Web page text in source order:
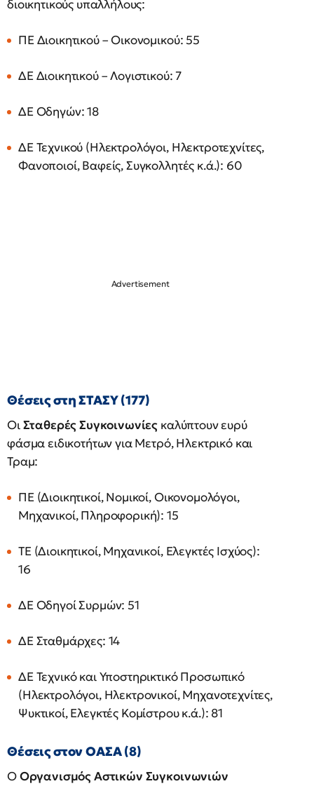
διοικητικούς υπαλλήλους:
ΠΕ Διοικητικού – Οικονομικού: 55
ΔΕ Διοικητικού – Λογιστικού: 7
ΔΕ Οδηγών: 18
ΔΕ Τεχνικού (Ηλεκτρολόγοι, Ηλεκτροτεχνίτες,
Φανοποιοί, Βαφείς, Συγκολλητές κ.ά.): 60
Θέσεις στη ΣΤΑΣΥ (177)
ΟιΣταθερές Συγκοινωνίες καλύπτουν ευρύ
φάσμα ειδικοτήτων για Μετρό, Ηλεκτρικό και
Τραμ:
ΠΕ (Διοικητικοί, Νομικοί, Οικονομολόγοι,
Μηχανικοί, Πληροφορική): 15
ΤΕ (Διοικητικοί, Μηχανικοί, Ελεγκτές Ισχύος):
16
ΔΕ Οδηγοί Συρμών: 51
ΔΕ Σταθμάρχες: 14
ΔΕ Τεχνικό και Υποστηρικτικό Προσωπικό
(Ηλεκτρολόγοι, Ηλεκτρονικοί, Μηχανοτεχνίτες,
Ψυκτικοί, Ελεγκτές Κομίστρου κ.ά.): 81
Θέσεις στον ΟΑΣΑ (8)
ΟΟργανισμός Αστικών Συγκοινωνιών